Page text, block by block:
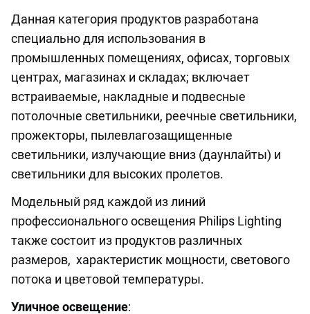
Данная категория продуктов разработана
специально для использования в
промышленных помещениях, офисах, торговых
центрах, магазинах и складах; включает
встраиваемые, накладные и подвесные
потолочные светильники, реечные светильники,
прожекторы, пылевлагозащищенные
светильники, излучающие вниз (даунлайты) и
светильники для высоких пролетов.
Модельный ряд каждой из линий
профессионального освещения Philips Lighting
также состоит из продуктов различных
размеров, характеристик мощности, светового
потока и цветовой температуры.
Уличное освещение: